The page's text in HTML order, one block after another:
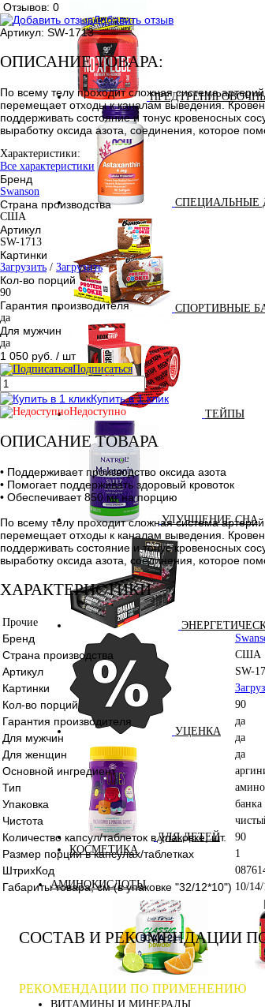
СПЕЦИАЛЬНЫЕ
СПОРТИВНЫЕ
ТЕЙПЫ
УЛУЧШЕНИЕ СНА
УЦЕНКА
ДЛЯ ДЕТЕЙ
КОСМЕТИКА
АМИНОКИСЛОТЫ
Bcaa
ВИТАМИНЫ И МИНЕРАЛЫ
Отзывов: 0
Добавить отзыв
Артикул: SW-1713
ОПИСАНИЕ ТОВАРА:
По всему телу проходит сложная система
перемещает отходы к каналам выведения.
поддерживать состояние и тонус кровеносных
выработку оксида азота, соединения, которое
Характеристики:
Все характеристики
Бренд
Swanson
Страна производства
США
Артикул
SW-1713
Картинки
Загрузить / Загрузить
Кол-во порций
90
Гарантия производителя
да
Для мужчин
да
1 050 руб. / шт
Подписаться
Купить в 1 клик
Недоступно
ОПИСАНИЕ ТОВАРА
• Поддерживает производство оксида азота
• Помогает поддерживать здоровый кровоток
• Обеспечивает 850 мг на порцию
По всему телу проходит сложная система
перемещает отходы к каналам выведения.
поддерживать состояние и тонус кровеносных
выработку оксида азота, соединения, которое
ХАРАКТЕРИСТИКИ
Прочие
Бренд
Страна производства США
Артикул SW-
Картинки
Кол-во порций 90
Гарантия производителя да
Для мужчин да
Для женщин да
Основной ингредиент
Тип
Упаковка банка
Чистота
Количество капсул/таблеток в упаковке, шт. 90
Размер порции в капсулах/таблетках 1
ШтрихКод
Габариты товара, см (в упаковке "32/12*10") 10/
СОСТАВ И РЕКОМЕНДАЦИИ
РЕКОМЕНДАЦИИ ПО ПРИМЕНЕНИЮ